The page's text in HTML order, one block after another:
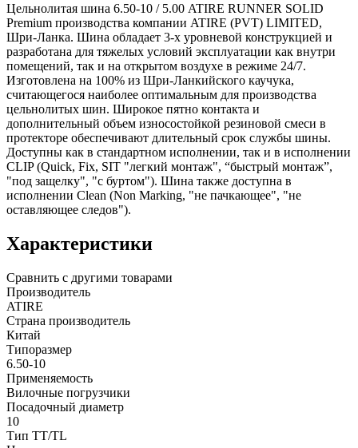
Цельнолитая шина 6.50-10 / 5.00 ATIRE RUNNER SOLID
Premium производства компании ATIRE (PVT) LIMITED,
Шри-Ланка. Шина обладает 3-х уровневой конструкцией и
разработана для тяжелых условий эксплуатации как внутри
помещений, так и на открытом воздухе в режиме 24/7.
Изготовлена на 100% из Шри-Ланкийского каучука,
считающегося наиболее оптимальным для производства
цельнолитых шин. Широкое пятно контакта и
дополнительный объем износостойкой резиновой смеси в
протекторе обеспечивают длительный срок службы шины.
Доступны как в стандартном исполнении, так и в исполнении
CLIP (Quick, Fix, SIT "легкий монтаж", “быстрый монтаж”,
"под защелку", "с буртом"). Шина также доступна в
исполнении Clean (Non Marking, "не пачкающее", "не
оставляющее следов").
Характеристики
Сравнить с другими товарами
Производитель
ATIRE
Страна производитель
Китай
Типоразмер
6.50-10
Применяемость
Вилочные погрузчики
Посадочный диаметр
10
Тип TT/TL